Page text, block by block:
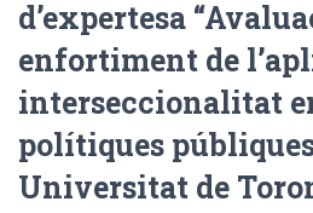
d’expertesa
enfortiment de
interseccionalitat
polítiques
Universitat de